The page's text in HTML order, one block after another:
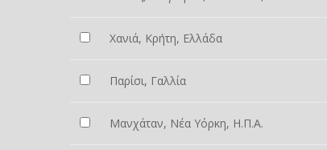
Χανιά, Κρήτη, Ελλάδα
Παρίσι, Γαλλία
Μανχάταν, Νέα Υόρκη, Η.Π.Α.